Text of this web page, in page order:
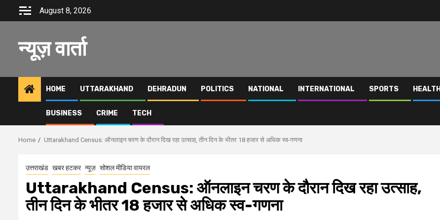
August 8, 2026
न्यूज़ वार्ता
HOME UTTARAKHAND DEHRADUN POLITICS NATIONAL INTERNATIONAL SPORTS HEALTH
BUSINESS CRIME TECH
Home Uttarakhand Census: ऑनलाइन चरण के दौरान दिख रहा उत्साह, तीन दिन के भीतर 18 हजार से अधिक स्व-गणना
उत्तराखंड खबर हटकर न्यूज़ सोशल मीडिया वायरल
Uttarakhand Census: ऑनलाइन चरण के दौरान दिख रहा उत्साह,
तीन दिन के भीतर 18 हजार से अधिक स्व-गणना